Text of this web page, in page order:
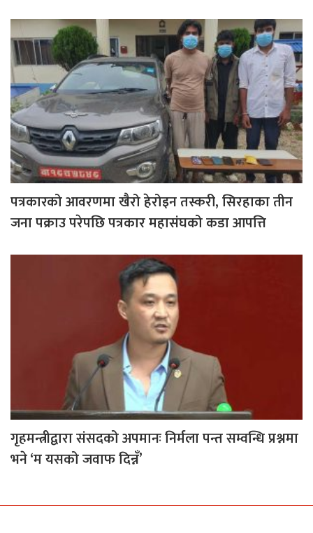
पत्रकारको आवरणमा खैरो हेरोइन तस्करी, सिरहाका तीन
जना पक्राउ परेपछि पत्रकार महासंघको कडा आपत्ति
गृहमन्त्रीद्वारा संसदको अपमानः निर्मला पन्त सम्वन्धि प्रश्नमा
भने ‘म यसको जवाफ दिन्नँ’